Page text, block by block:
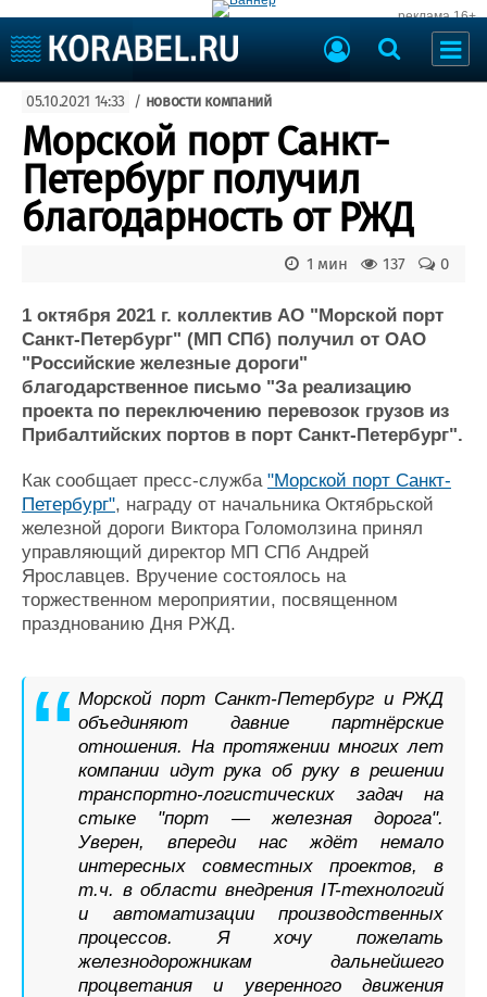
реклама 16+
Судоходство
Судоремонт
События
Пресс-релизы
Порты
Рыболовство
ВМФ
Образование
Судостроение
Пульс
Новости
Компании
Репутация
Крюинг
Журнал
Реклама
Торговая площадка
Доска объявлений
Продажа флота
Оборудование
Услуги
Конференции
Выставки и семинары
Флот
Все службы
05.10.2021 14:33 / новости компаний
Морской порт Санкт-
Петербург получил
благодарность от РЖД
0
137
1 мин
1 октября 2021 г. коллектив АО "Морской порт
Санкт-Петербург" (МП СПб) получил от ОАО
"Российские железные дороги"
благодарственное письмо "За реализацию
проекта по переключению перевозок грузов из
Прибалтийских портов в порт Санкт-Петербург".
Как сообщает пресс-служба "Морской порт Санкт-
Петербург", награду от начальника Октябрьской
железной дороги Виктора Голомолзина принял
управляющий директор МП СПб Андрей
Ярославцев. Вручение состоялось на
торжественном мероприятии, посвященном
празднованию Дня РЖД.
Морской порт Санкт-Петербург и РЖД
объединяют давние партнёрские
отношения. На протяжении многих лет
компании идут рука об руку в решении
транспортно-логистических задач на
стыке "порт — железная дорога".
Уверен, впереди нас ждёт немало
интересных совместных проектов, в
т.ч. в области внедрения IT-технологий
и автоматизации производственных
процессов. Я хочу пожелать
железнодорожникам дальнейшего
процветания и уверенного движения